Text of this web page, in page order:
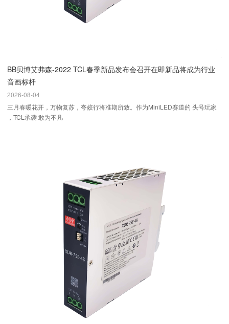
BB贝博艾弗森-2022 TCL春季新品发布会召开在即新品将成为行业
音画标杆
2026-08-04
三月春暖花开，万物复苏，夸姣行将准期所致。作为MiniLED赛道的 头号玩家
，TCL承袭 敢为不凡